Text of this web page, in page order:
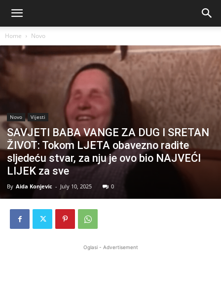
Home Novo
Novo Vijesti
SAVJETI BABA VANGE ZA DUG I SRETAN
ŽIVOT: Tokom LJETA obavezno radite
sljedeću stvar, za nju je ovo bio NAJVEĆI
LIJEK za sve
By Aida Konjevic - July 10, 2025 0
Oglasi - Advertisement